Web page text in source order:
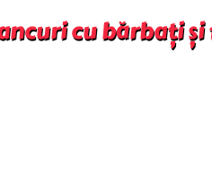
cu bărbați